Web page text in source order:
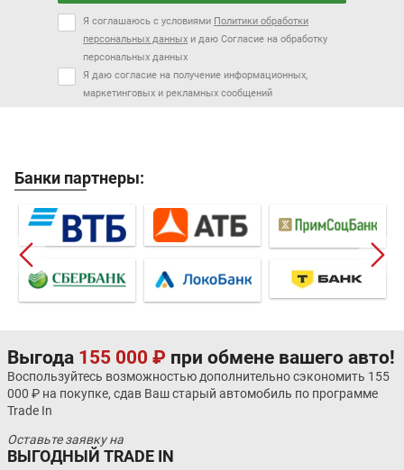
Я соглашаюсь с условиями Политики обработки
персональных данных и даю Согласие на обработку
персональных данных
Я даю согласие на получение информационных,
маркетинговых и рекламных сообщений
Банки партнеры:
Выгода 155 000 ₽ при обмене вашего авто!
Воспользуйтесь возможностью дополнительно сэкономить 155
000 ₽ на покупке, сдав Ваш старый автомобиль по программе
Trade In
Оставьте заявку на
ВЫГОДНЫЙ TRADE IN